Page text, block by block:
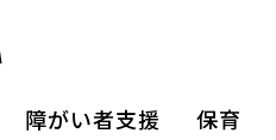
障がい者⽀援 保育